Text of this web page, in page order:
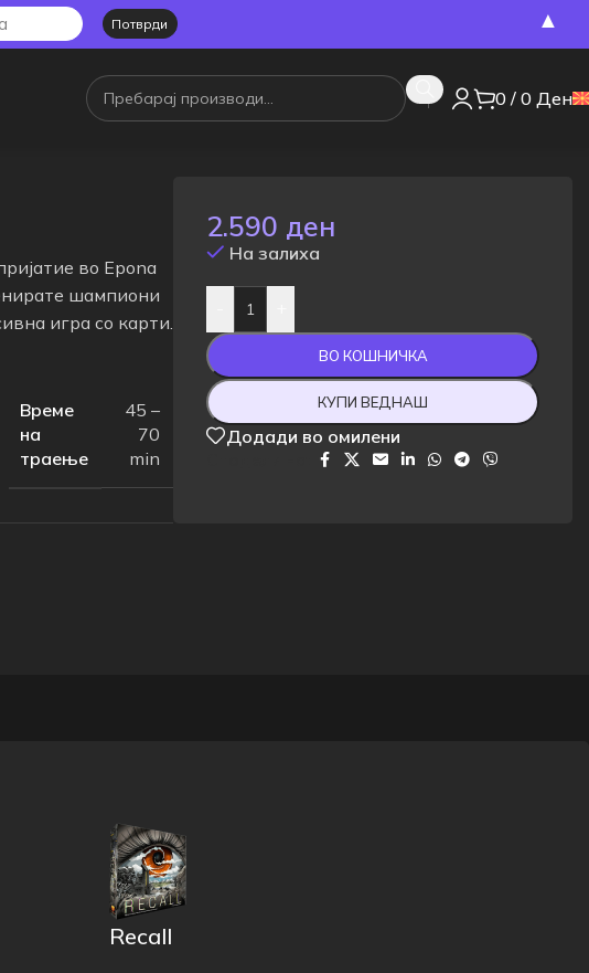
0 / 0 Ден
во Epona
шампиони
игра со карти.
Време
на
траење
45 –
70
min
2.590 ден
На залиха
ВО КОШНИЧКА
КУПИ ВЕДНАШ
Додади во омилени
Recall
▲